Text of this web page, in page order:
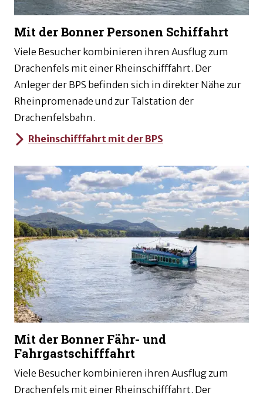
Mit der Bonner Personen Schiffahrt
Viele Besucher kombinieren ihren Ausflug zum
Drachenfels mit einer Rheinschifffahrt. Der
Anleger der BPS befinden sich in direkter Nähe zur
Rheinpromenade und zur Talstation der
Drachenfelsbahn.
Rheinschifffahrt mit der BPS
Mit der Bonner Fähr- und
Fahrgastschifffahrt
Viele Besucher kombinieren ihren Ausflug zum
Drachenfels mit einer Rheinschifffahrt. Der